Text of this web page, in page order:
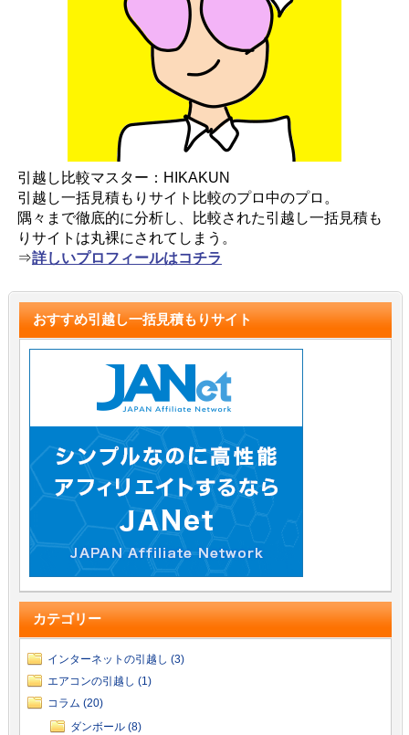
引越し比較マスター：HIKAKUN
引越し一括見積もりサイト比較のプロ中のプロ。
隅々まで徹底的に分析し、比較された引越し一括見積も
りサイトは丸裸にされてしまう。
⇒詳しいプロフィールはコチラ
おすすめ引越し一括見積もりサイト
カテゴリー
インターネットの引越し (3)
エアコンの引越し (1)
コラム (20)
ダンボール (8)